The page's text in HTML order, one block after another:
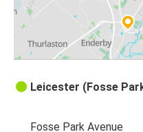
Leicester (Fosse
Fosse Park Avenue